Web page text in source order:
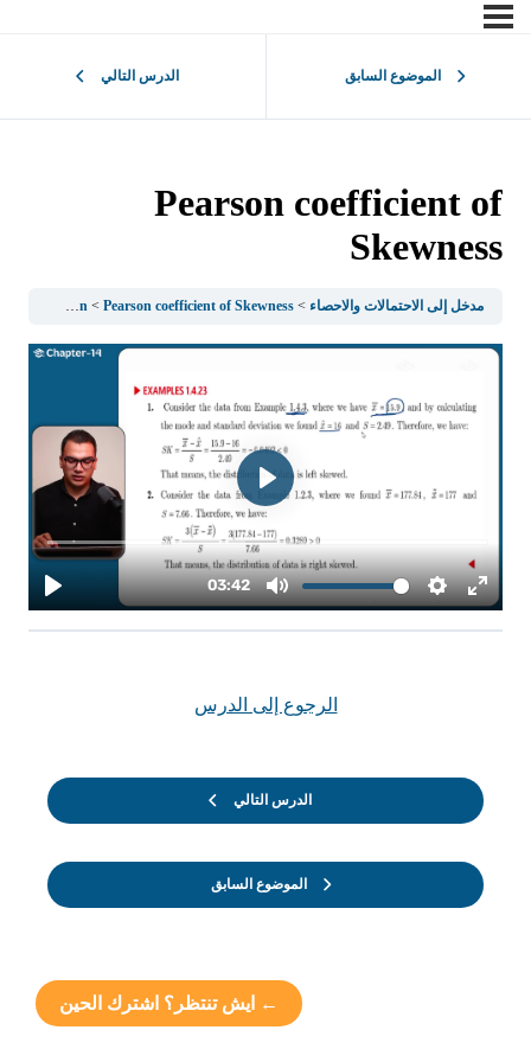
الموضوع السابق الدرس التالي
Pearson coefficient of
Skewness
مدخل إلى الاحتمالات والاحصاء 1.4Measures Of Central Tendency and Position Pearson coefficient of Skewness
الموضوع السابق
الرجوع إلى الدرس
الدرس التالي
← ايش تنتظر؟ اشترك الحين